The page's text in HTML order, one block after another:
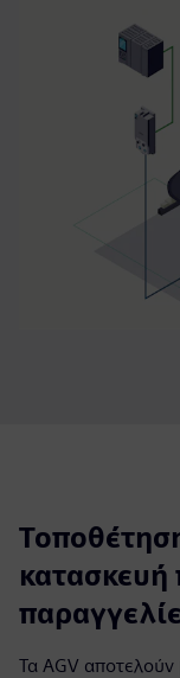
κατασκευή
Τα AGV αποτελούν